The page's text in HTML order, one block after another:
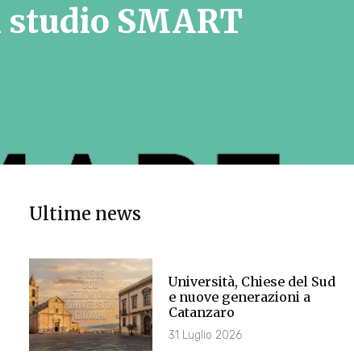
SMART
Ultime news
Università, Chiese del Sud
e nuove generazioni a
Catanzaro
31 Luglio 2026